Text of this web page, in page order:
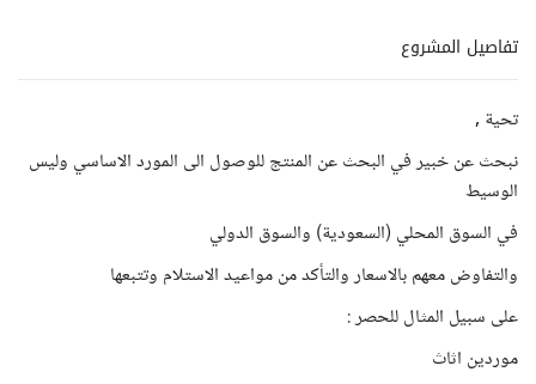
تفاصيل المشروع
تحية ,
نبحث عن خبير في البحث عن المنتج للوصول الى المورد الاساسي وليس
الوسيط
في السوق المحلي (السعودية) والسوق الدولي
والتفاوض معهم بالاسعار والتأكد من مواعيد الاستلام وتتبعها
على سبيل المثال للحصر :
موردين اثاث